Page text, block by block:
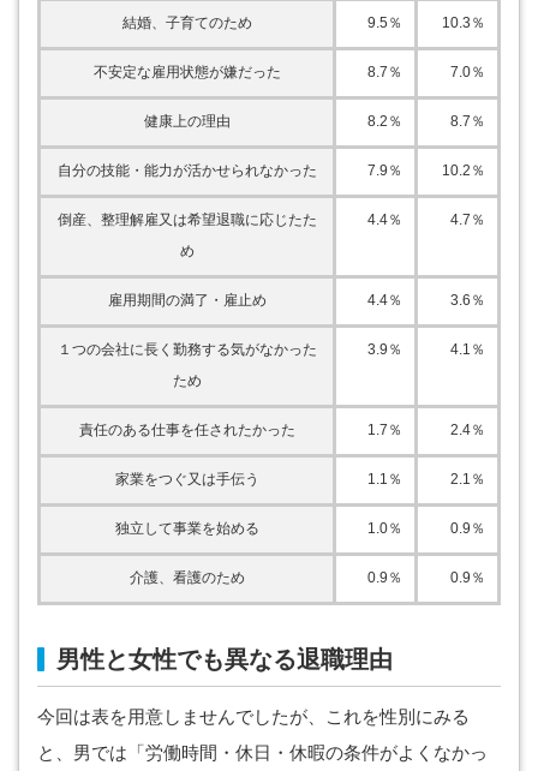
結婚、子育てのため 9.5％ 10.3％
不安定な雇用状態が嫌だった 8.7％ 7.0％
健康上の理由 8.2％ 8.7％
自分の技能・能力が活かせられなかった 7.9％ 10.2％
倒産、整理解雇又は希望退職に応じたた
め
4.4％ 4.7％
雇用期間の満了・雇止め 4.4％ 3.6％
１つの会社に長く勤務する気がなかった
ため
3.9％ 4.1％
責任のある仕事を任されたかった 1.7％ 2.4％
家業をつぐ又は手伝う 1.1％ 2.1％
独立して事業を始める 1.0％ 0.9％
介護、看護のため 0.9％ 0.9％
男性と女性でも異なる退職理由
今回は表を用意しませんでしたが、これを性別にみる
と、男では「労働時間・休日・休暇の条件がよくなかっ